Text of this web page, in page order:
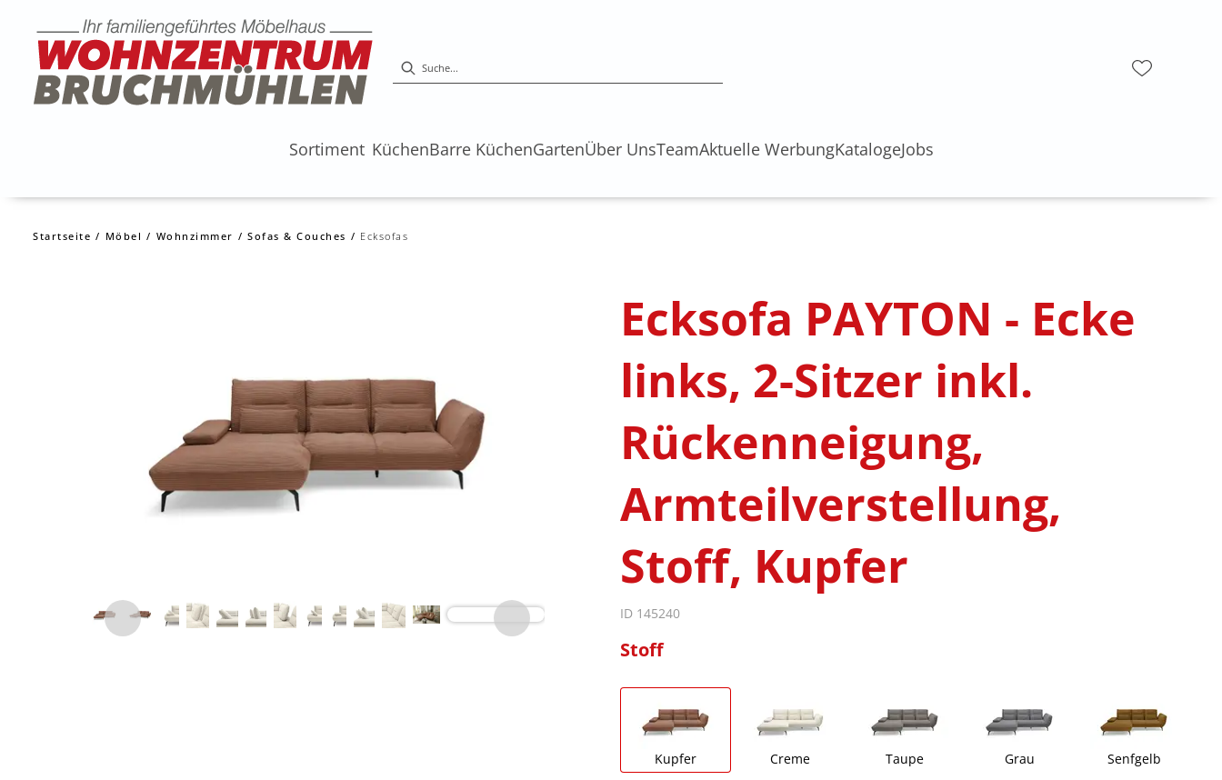
Sortiment KüchenBarre KüchenGartenÜber UnsTeamAktuelle WerbungKatalogeJobs
Startseite Möbel Wohnzimmer Sofas & Couches Ecksofas
Ecksofa PAYTON - Ecke
links, 2-Sitzer inkl.
Rückenneigung,
Armteilverstellung,
Stoff, Kupfer
ID 145240
Stoff
Kupfer Creme Taupe Grau Senfgelb